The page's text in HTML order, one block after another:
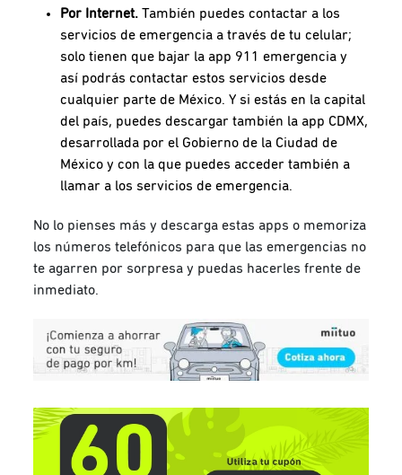
Por Internet. También puedes contactar a los
servicios de emergencia a través de tu celular;
solo tienen que bajar la app 911 emergencia y
así podrás contactar estos servicios desde
cualquier parte de México. Y si estás en la capital
del país, puedes descargar también la app CDMX,
desarrollada por el Gobierno de la Ciudad de
México y con la que puedes acceder también a
llamar a los servicios de emergencia.
No lo pienses más y descarga estas apps o memoriza
los números telefónicos para que las emergencias no
te agarren por sorpresa y puedas hacerles frente de
inmediato.